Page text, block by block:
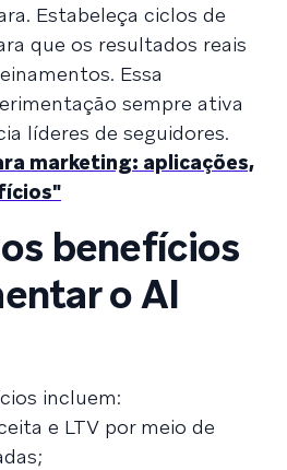
Estabeleça ciclos de
que os resultados reais
Essa
sempre ativa
líderes de seguidores.
marketing: aplicações,
benefícios
o AI
incluem:
e LTV por meio de